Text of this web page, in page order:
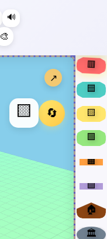
🎨
🔊
🟨 🔄
↗️
🟥
🟦
🟨
🟩
🟧
🟪
🏠
🏛️